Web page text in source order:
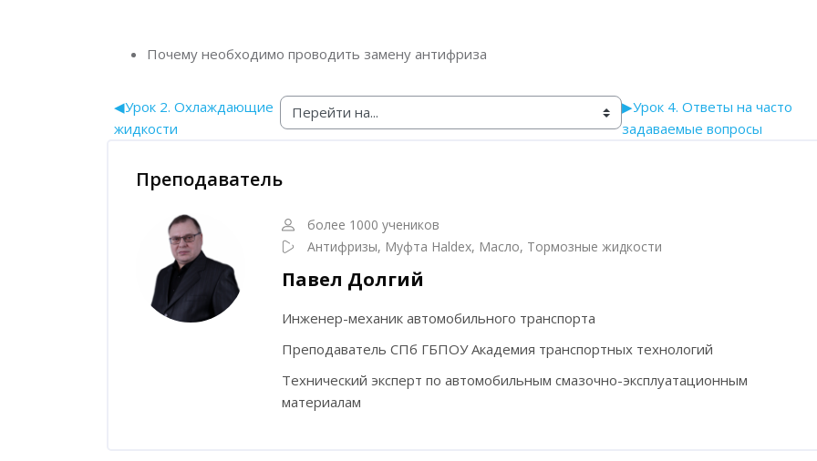
Почему необходимо проводить замену антифриза
◀︎Урок 2. Охлаждающие
жидкости
▶︎Урок 4. Ответы на часто
задаваемые вопросы
Преподаватель
более 1000 учеников
Антифризы, Муфта Haldex, Масло, Тормозные жидкости
Павел Долгий
Инженер-механик автомобильного транспорта
Преподаватель СПб ГБПОУ Академия транспортных технологий
Технический эксперт по автомобильным смазочно-эксплуатационным
материалам